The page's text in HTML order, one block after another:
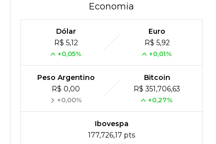
Economia
Dólar
R$ 5,12
+0,05%
Euro
R$ 5,92
+0,01%
Peso Argentino
R$ 0,00
+0,00%
Bitcoin
R$ 351,706,63
+0,27%
Ibovespa
177,726,17 pts